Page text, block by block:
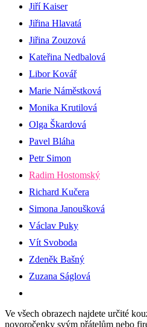
Jiří Kaiser
Jiřina Hlavatá
Jiřina Zouzová
Kateřina Nedbalová
Libor Kovář
Marie Náměstková
Monika Krutilová
Olga Škardová
Pavel Bláha
Petr Simon
Radim Hostomský
Richard Kučera
Simona Janoušková
Václav Puky
Vít Svoboda
Zdeněk Bašný
Zuzana Ságlová
Ve všech obrazech najdete určité
novoročenky svým přátelům nebo